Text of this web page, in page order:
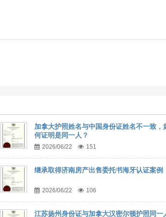
加拿大护照姓名与中国身份证姓名不一致，
何证明是同一人？
2026/06/22 151
继承取得济南房产出售委托书海牙认证案例
2026/06/22 106
江苏扬州身份证与加拿大汉密尔顿护照同一